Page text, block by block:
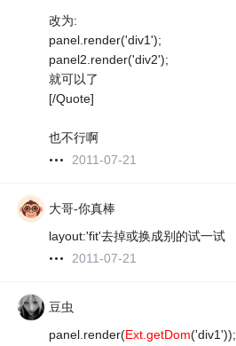
改为:
panel.render('div1');
panel2.render('div2');
就可以了
[/Quote]
也不行啊
2011-07-21
大哥-你真棒
layout:'fit'去掉或换成别的试一试
2011-07-21
豆虫
panel.render(Ext.getDom('div1'));